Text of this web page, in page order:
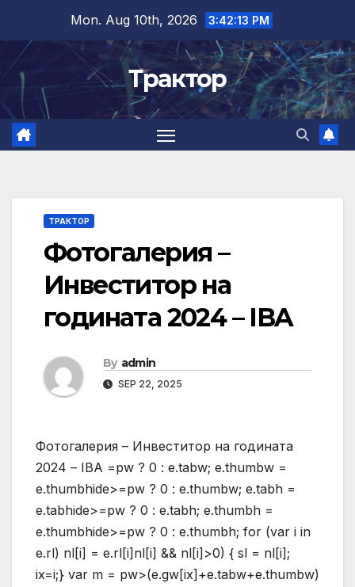
content
Mon. Aug 10th, 2026 3:42:14 PM
Трактор
ТРАКТОР
Фотогалерия –
Инвеститор на
годината 2024 – IBA
By admin
SEP 22, 2025
Фотогалерия – Инвеститор на годината
2024 – IBA =pw ? 0 : e.tabw; e.thumbw =
e.thumbhide>=pw ? 0 : e.thumbw; e.tabh =
e.tabhide>=pw ? 0 : e.tabh; e.thumbh =
e.thumbhide>=pw ? 0 : e.thumbh; for (var i in
e.rl) nl[i] = e.rl[i]nl[i] && nl[i]>0) { sl = nl[i];
ix=i;} var m = pw>(e.gw[ix]+e.tabw+e.thumbw)